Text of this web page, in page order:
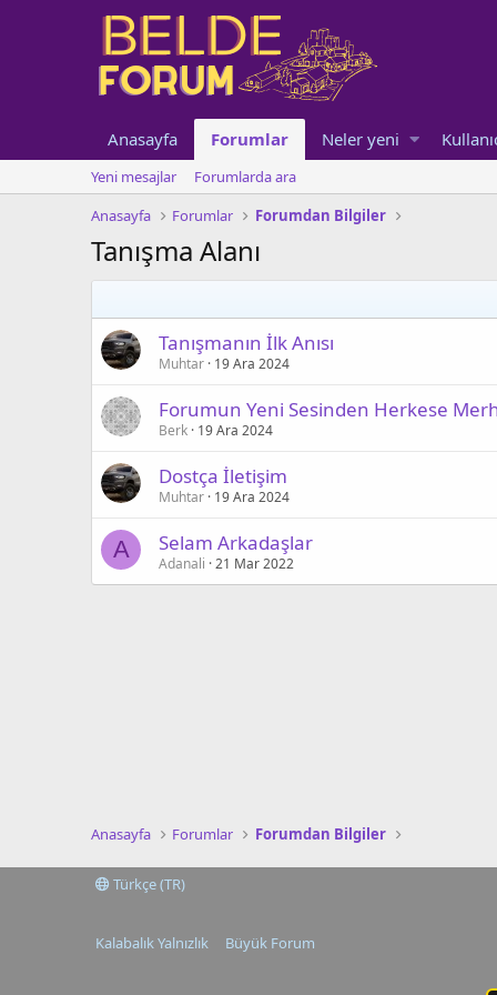
Anasayfa Forumlar Neler yeni
Yeni mesajlar
Forumlarda ara
Anasayfa
Forumlar Forumdan Bilgiler
Tanışma Alanı
Tanışmanın İlk Anısı
Muhtar 19 Ara 2024
Forumun Yeni Sesinden Herkese
Berk 19 Ara 2024
Dostça İletişim
Muhtar 19 Ara 2024
A Selam Arkadaşlar
Adanali 21 Mar 2022
Anasayfa Forumlar Forumdan Bilgiler
Türkçe (TR)
Kalabalık Yalnızlık Büyük Forum